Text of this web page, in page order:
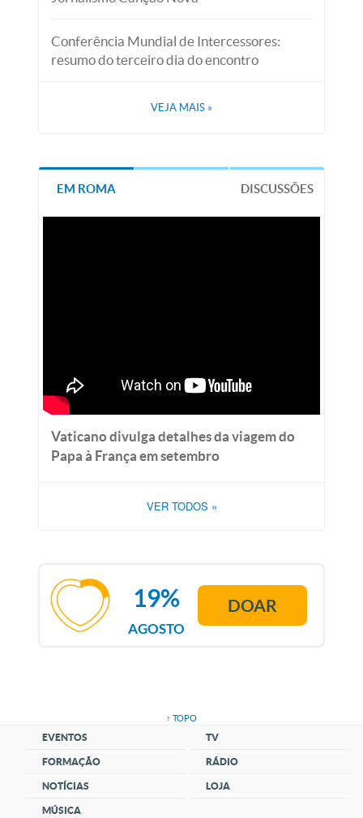
Conferência Mundial de Intercessores:
resumo do terceiro dia do encontro
VEJA MAIS »
EM ROMA DISCUSSÕES
Vaticano divulga detalhes da viagem do
Papa à França em setembro
VER TODOS »
AGOSTO
19% DOAR
↑ TOPO
EVENTOS
FORMAÇÃO
NOTÍCIAS
MÚSICA
TV
RÁDIO
LOJA